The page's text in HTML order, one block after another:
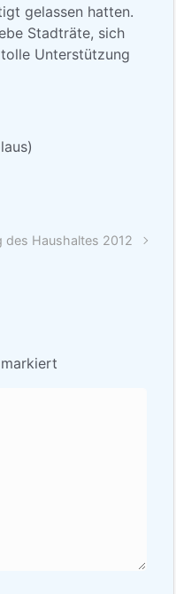
gelassen hatten.
Stadträte, sich
Unterstützung
des Haushaltes 2012
markiert